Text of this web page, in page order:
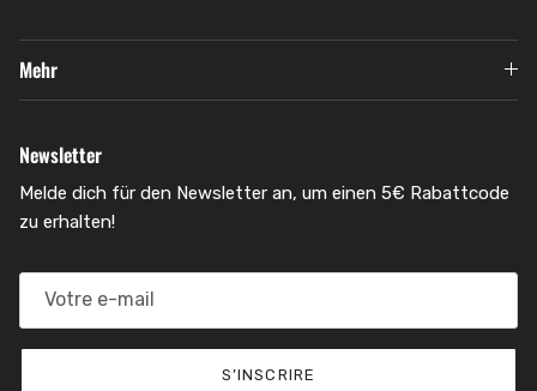
Mehr
Newsletter
Melde dich für den Newsletter an, um einen 5€ Rabattcode
zu erhalten!
S’INSCRIRE